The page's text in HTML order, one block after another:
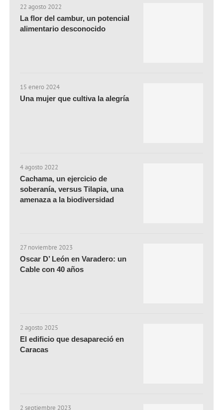
22 agosto 2022
La flor del cambur, un potencial
alimentario desconocido
15 enero 2024
Una mujer que cultiva la alegría
4 agosto 2022
Cachama, un ejercicio de
soberanía, versus Tilapia, una
amenaza a la biodiversidad
27 noviembre 2023
Oscar D’ León en Varadero: un
Cable con 40 años
2 agosto 2025
El edificio que desapareció en
Caracas
2 septiembre 2023